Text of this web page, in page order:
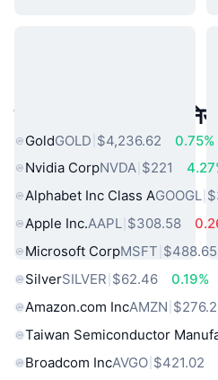
लोकप्रिय वास्तविक
GoldGOLD $4,236.62
0.75%
Nvidia CorpNVDA $221
Alphabet Inc Class AGOOGL
Apple Inc.AAPL $308.58
Microsoft CorpMSFT $488.65
SilverSILVER $62.46
0.19%
Amazon.com IncAMZN
Taiwan Semiconductor
Broadcom IncAVGO $421.02